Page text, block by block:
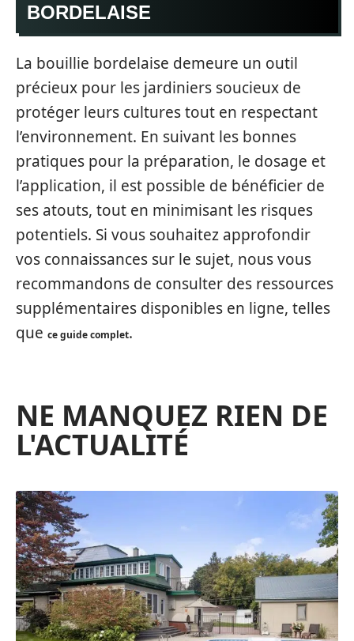
BORDELAISE
La bouillie bordelaise demeure un outil
précieux pour les jardiniers soucieux de
protéger leurs cultures tout en respectant
l’environnement. En suivant les bonnes
pratiques pour la préparation, le dosage et
l’application, il est possible de bénéficier de
ses atouts, tout en minimisant les risques
potentiels. Si vous souhaitez approfondir
vos connaissances sur le sujet, nous vous
recommandons de consulter des ressources
supplémentaires disponibles en ligne, telles
que ce guide complet.
NE MANQUEZ RIEN DE
L'ACTUALITÉ